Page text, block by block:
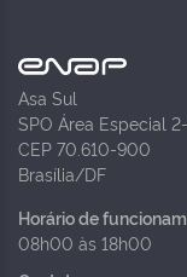
Asa Sul
SPO Área Especial
CEP 70.610-900
Brasília/DF
Horário de
08h00 às 18h00